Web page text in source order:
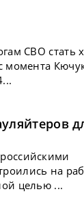
СВО стать
момента
на
целью ...